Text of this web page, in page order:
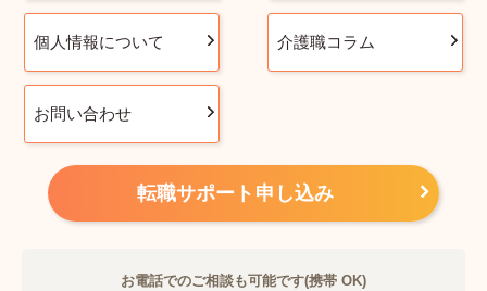
個人情報について 介護職コラム
お問い合わせ
転職サポート申し込み
お電話でのご相談も可能です(携帯 OK)